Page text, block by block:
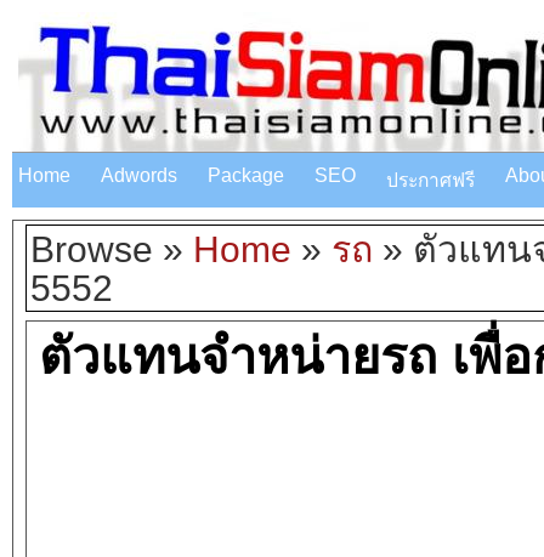
Home Adwords Package SEO ประกาศฟรี
Browse » Home » รถ » ตัวแทน
5552
ตัวแทนจำหน่ายรถ เพื่